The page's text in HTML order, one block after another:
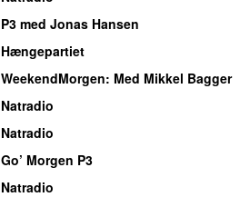
P3 med Jonas Hansen
Hængepartiet
WeekendMorgen: Med Mikkel Bagger
Natradio
Natradio
Go’ Morgen P3
Natradio